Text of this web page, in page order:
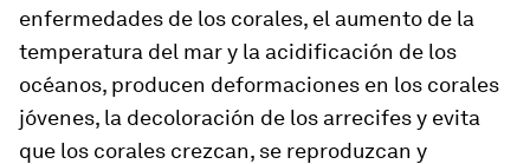
enfermedades de los corales, el aumento de la
temperatura del mar y la acidificación de los
océanos, producen deformaciones en los corales
jóvenes, la decoloración de los arrecifes y evita
que los corales crezcan, se reproduzcan y